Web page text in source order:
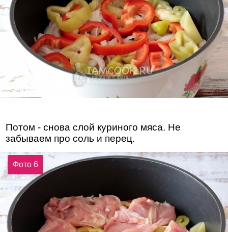
Потом - снова слой куриного мяса. Не
забываем про соль и перец.
Фото 6